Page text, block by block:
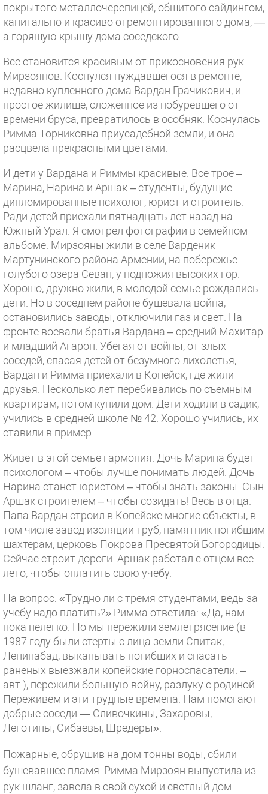
покрытого металлочерепицей, обшитого сайдингом,
капитально и красиво отремонтированного дома, —
а горящую крышу дома соседского.
Все становится красивым от прикосновения рук
Мирзоянов. Коснулся нуждавшегося в ремонте,
недавно купленного дома Вардан Грачикович, и
простое жилище, сложенное из побуревшего от
времени бруса, превратилось в особняк. Коснулась
Римма Торниковна приусадебной земли, и она
расцвела прекрасными цветами.
И дети у Вардана и Риммы красивые. Все трое –
Марина, Нарина и Аршак – студенты, будущие
дипломированные психолог, юрист и строитель.
Ради детей приехали пятнадцать лет назад на
Южный Урал. Я смотрел фотографии в семейном
альбоме. Мирзояны жили в селе Варденик
Мартунинского района Армении, на побережье
голубого озера Севан, у подножия высоких гор.
Хорошо, дружно жили, в молодой семье рождались
дети. Но в соседнем районе бушевала война,
остановились заводы, отключили газ и свет. На
фронте воевали братья Вардана – средний Махитар
и младший Агарон. Убегая от войны, от злых
соседей, спасая детей от безумного лихолетья,
Вардан и Римма приехали в Копейск, где жили
друзья. Несколько лет перебивались по съемным
квартирам, потом купили дом. Дети ходили в садик,
учились в средней школе № 42. Хорошо учились, их
ставили в пример.
Живет в этой семье гармония. Дочь Марина будет
психологом – чтобы лучше понимать людей. Дочь
Нарина станет юристом – чтобы знать законы. Сын
Аршак строителем – чтобы созидать! Весь в отца.
Папа Вардан строил в Копейске многие объекты, в
том числе завод изоляции труб, памятник погибшим
шахтерам, церковь Покрова Пресвятой Богородицы.
Сейчас строит дороги. Аршак работал с отцом все
лето, чтобы оплатить свою учебу.
На вопрос: «Трудно ли с тремя студентами, ведь за
учебу надо платить?» Римма ответила: «Да, нам
пока нелегко. Но мы пережили землетрясение (в
1987 году были стерты с лица земли Спитак,
Ленинабад, выкапывать погибших и спасать
раненых выезжали копейские горноспасатели. –
авт.), пережили большую войну, разлуку с родиной.
Переживем и эти трудные времена. Нам помогают
добрые соседи — Сливочкины, Захаровы,
Леготины, Сибаевы, Шредеры».
Пожарные, обрушив на дом тонны воды, сбили
бушевавшее пламя. Римма Мирзоян выпустила из
рук шланг, завела в свой сухой и светлый дом